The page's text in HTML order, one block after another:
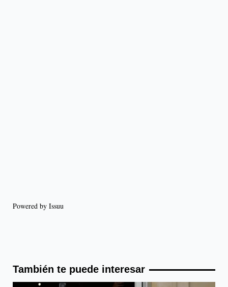
Powered by Issuu
También te puede interesar